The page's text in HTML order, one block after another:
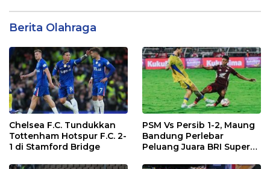
Berita Olahraga
Chelsea F.C. Tundukkan
Tottenham Hotspur F.C. 2-
1 di Stamford Bridge
PSM Vs Persib 1-2, Maung
Bandung Perlebar
Peluang Juara BRI Super